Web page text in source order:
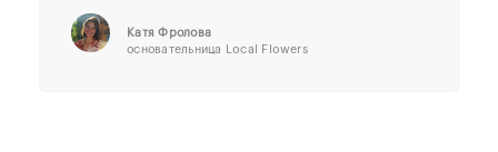
Катя Фролова
основательница Local Flowers